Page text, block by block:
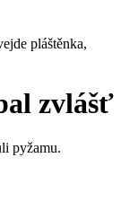
pláštěnka,
zvlášť
pyžamu.